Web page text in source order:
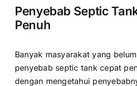
Penyebab Septic
Penuh
Banyak masyarakat yang
penyebab septic tank cepat
dengan mengetahui